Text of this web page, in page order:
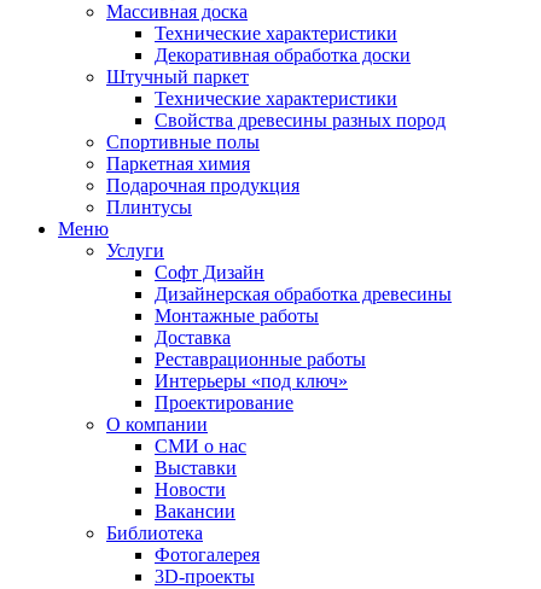
Массивная доска
Технические характеристики
Декоративная обработка доски
Штучный паркет
Технические характеристики
Свойства древесины разных пород
Спортивные полы
Паркетная химия
Подарочная продукция
Плинтусы
Меню
Услуги
Софт Дизайн
Дизайнерская обработка древесины
Монтажные работы
Доставка
Реставрационные работы
Интерьеры «под ключ»
Проектирование
О компании
СМИ о нас
Выставки
Новости
Вакансии
Библиотека
Фотогалерея
3D-проекты